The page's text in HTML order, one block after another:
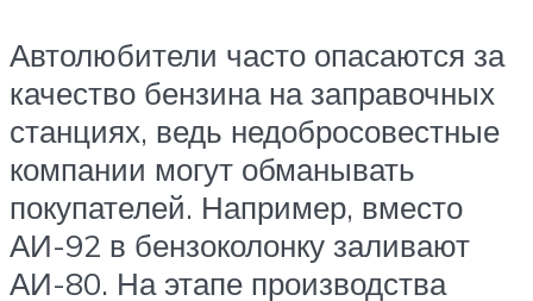
Автолюбители часто опасаются за
качество бензина на заправочных
станциях, ведь недобросовестные
компании могут обманывать
покупателей. Например, вместо
АИ-92 в бензоколонку заливают
АИ-80. На этапе производства